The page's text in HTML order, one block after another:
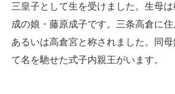
三皇子として生を受けました。生母
成の娘・藤原成子です。三条高倉に
あるいは高倉宮と称されました。同
て名を馳せた式子内親王がいます。